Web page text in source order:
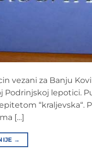
vezani za Banju
lepotici.
“kraljevska“.
[…]
→